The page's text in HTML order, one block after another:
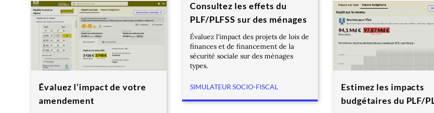
Évaluez l’impact de votre
amendement
Consultez les effets du
PLF/PLFSS sur des ménages
Évaluez l'impact des projets de lois de
finances et de financement de la
sécurité sociale sur des ménages
types.
SIMULATEUR SOCIO-FISCAL
Estimez les impacts
budgétaires du PLF/